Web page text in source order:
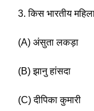
3. किस भारतीय
(A) अंसुता लकड़ा
(B) झानु हांसदा
(C) दीपिका कुमारी